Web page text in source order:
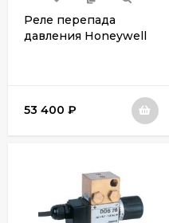
Реле перепада
давления Honeywell
53 400 ₽